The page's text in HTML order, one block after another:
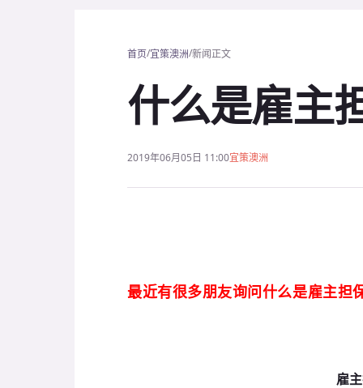
首页/宜策澳洲/新闻正文
什么是雇主
2019年06月05日 11:00宜策澳洲
最近有很多朋友询问什么是雇主担
雇